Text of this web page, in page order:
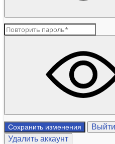
Сохранить изменения
Удалить аккаунт